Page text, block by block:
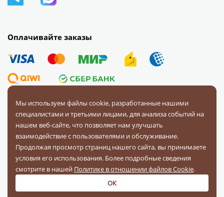
Оплачивайте заказы
© 2008 — 2026 Первая Фурнитурная Компания.Все права
защищены.
Политика конфиденциальности
Соглашение на обработку персональных данных
«Четвертый Рим»
Мы используем файлы cookie, разработанные нашими
специалистами и третьими лицами, для анализа событий на
нашем веб-сайте, что позволяет нам улучшать
взаимодействие с пользователями и обслуживание.
Продолжая просмотр страниц нашего сайта, вы принимаете
условия его использования. Более подробные сведения
смотрите в нашей Политике в отношении файлов Cookie.
ОК